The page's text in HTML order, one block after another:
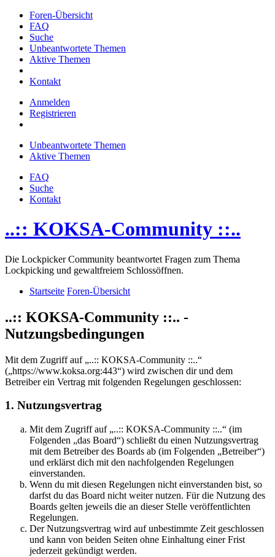
Foren-Übersicht
FAQ
Suche
Unbeantwortete Themen
Aktive Themen
Kontakt
Anmelden
Registrieren
Unbeantwortete Themen
Aktive Themen
FAQ
Suche
Kontakt
..:: KOKSA-Community ::..
Die Lockpicker Community beantwortet Fragen zum Thema
Lockpicking und gewaltfreiem Schlossöffnen.
Startseite Foren-Übersicht
..:: KOKSA-Community ::.. -
Nutzungsbedingungen
Mit dem Zugriff auf „..:: KOKSA-Community ::..“
(„https://www.koksa.org:443“) wird zwischen dir und dem
Betreiber ein Vertrag mit folgenden Regelungen geschlossen:
1. Nutzungsvertrag
Mit dem Zugriff auf „..:: KOKSA-Community ::..“ (im
Folgenden „das Board“) schließt du einen Nutzungsvertrag
mit dem Betreiber des Boards ab (im Folgenden „Betreiber“)
und erklärst dich mit den nachfolgenden Regelungen
einverstanden.
Wenn du mit diesen Regelungen nicht einverstanden bist, so
darfst du das Board nicht weiter nutzen. Für die Nutzung des
Boards gelten jeweils die an dieser Stelle veröffentlichten
Regelungen.
Der Nutzungsvertrag wird auf unbestimmte Zeit geschlossen
und kann von beiden Seiten ohne Einhaltung einer Frist
jederzeit gekündigt werden.